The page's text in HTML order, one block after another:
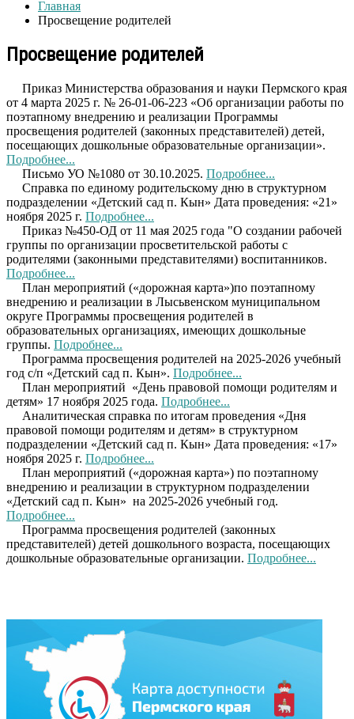
Главная
Просвещение родителей
Просвещение родителей
Приказ Министерства образования и науки Пермского края
от 4 марта 2025 г. № 26-01-06-223 «Об организации работы по
поэтапному внедрению и реализации Программы
просвещения родителей (законных представителей) детей,
посещающих дошкольные образовательные организации».
Подробнее...
Письмо УО №1080 от 30.10.2025. Подробнее...
Справка по единому родительскому дню в структурном
подразделении «Детский сад п. Кын» Дата проведения: «21»
ноября 2025 г. Подробнее...
Приказ №450-ОД от 11 мая 2025 года "О создании рабочей
группы по организации просветительской работы с
родителями (законными представителями) воспитанников.
Подробнее...
План мероприятий («дорожная карта»)по поэтапному
внедрению и реализации в Лысьвенском муниципальном
округе Программы просвещения родителей в
образовательных организациях, имеющих дошкольные
группы. Подробнее...
Программа просвещения родителей на 2025-2026 учебный
год с/п «Детский сад п. Кын». Подробнее...
План мероприятий «День правовой помощи родителям и
детям» 17 ноября 2025 года. Подробнее...
Аналитическая справка по итогам проведения «Дня
правовой помощи родителям и детям» в структурном
подразделении «Детский сад п. Кын» Дата проведения: «17»
ноября 2025 г. Подробнее...
План мероприятий («дорожная карта») по поэтапному
внедрению и реализации в структурном подразделении
«Детский сад п. Кын» на 2025-2026 учебный год.
Подробнее...
Программа просвещения родителей (законных
представителей) детей дошкольного возраста, посещающих
дошкольные образовательные организации. Подробнее...